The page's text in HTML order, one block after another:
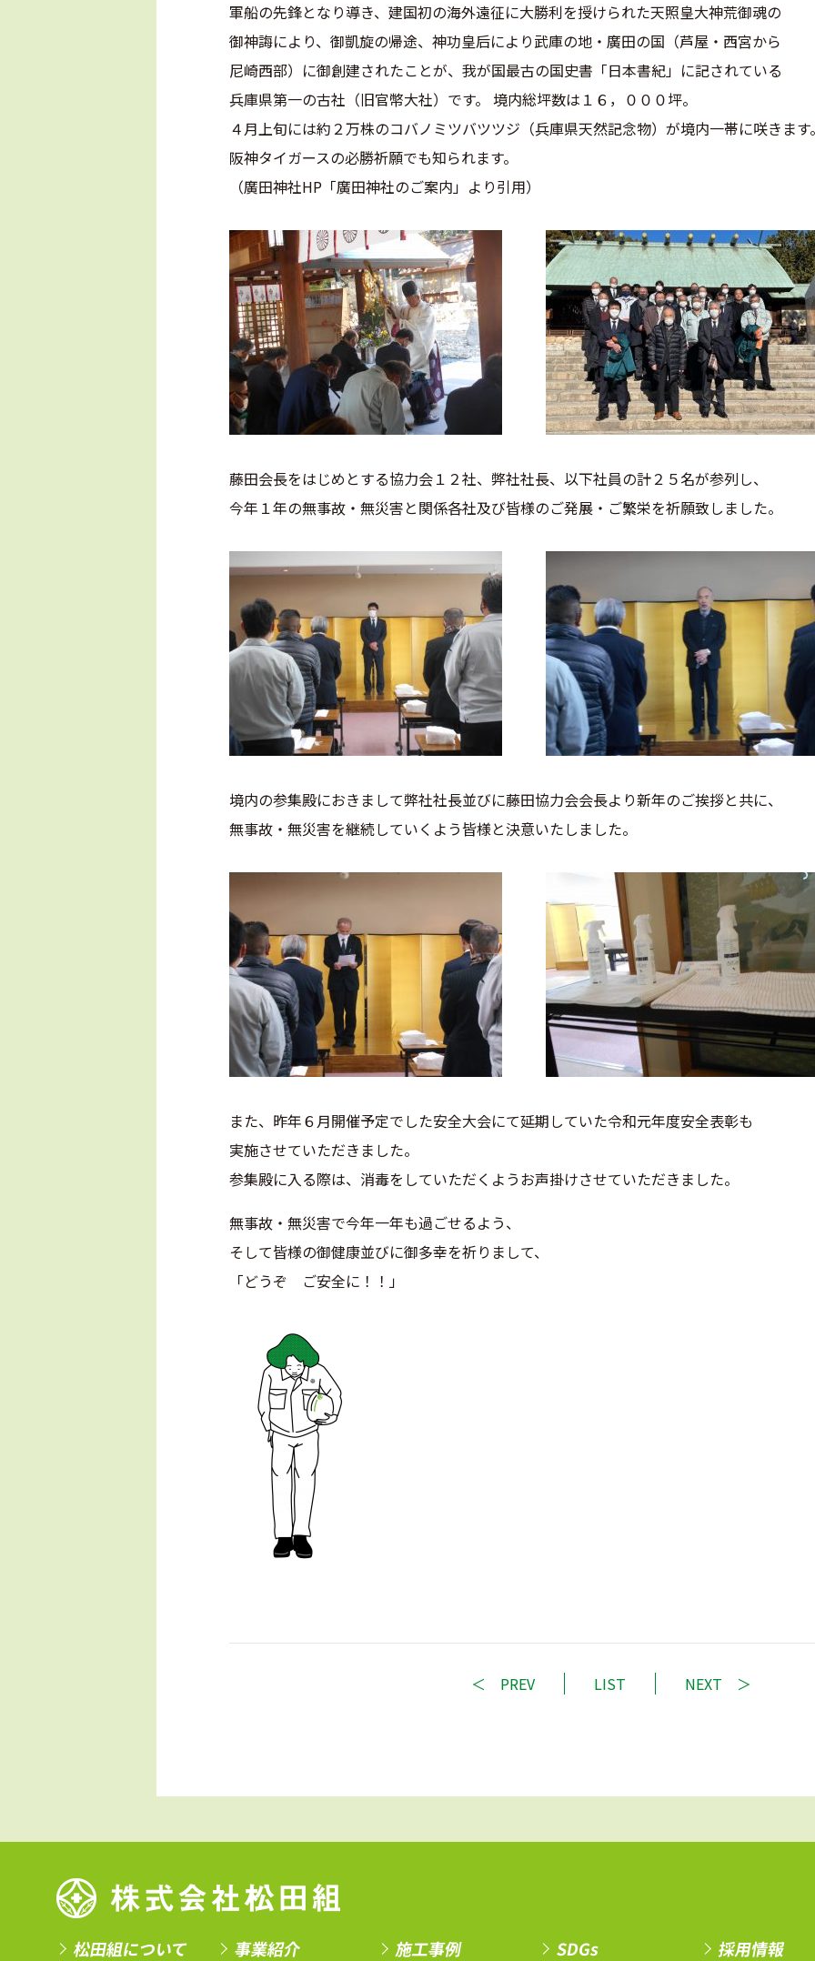
軍船の先鋒となり導き、建国初の海外遠征に大勝利を授けられた天照皇大神荒御魂の
御神誨により、御凱旋の帰途、神功皇后により武庫の地・廣田の国（芦屋・西宮から
尼崎西部）に御創建されたことが、我が国最古の国史書「日本書紀」に記されている
兵庫県第一の古社（旧官幣大社）です。 境内総坪数は１６，０００坪。
４月上旬には約２万株のコバノミツバツツジ（兵庫県天然記念物）が境内一帯に咲きます
阪神タイガースの必勝祈願でも知られます。
（廣田神社HP「廣田神社のご案内」より引用）
藤田会長をはじめとする協力会１２社、弊社社長、以下社員の計２５名が参列し、
今年１年の無事故・無災害と関係各社及び皆様のご発展・ご繁栄を祈願致しました。
境内の参集殿におきまして弊社社長並びに藤田協力会会長より新年のご挨拶と共に、
無事故・無災害を継続していくよう皆様と決意いたしました。
また、昨年６月開催予定でした安全大会にて延期していた令和元年度安全表彰も
実施させていただきました。
参集殿に入る際は、消毒をしていただくようお声掛けさせていただきました。
無事故・無災害で今年一年も過ごせるよう、
そして皆様の御健康並びに御多幸を祈りまして、
「どうぞ ご安全に！！」
PREV LIST NEXT
松田組について 事業紹介 施工事例 SDGs 採用情報